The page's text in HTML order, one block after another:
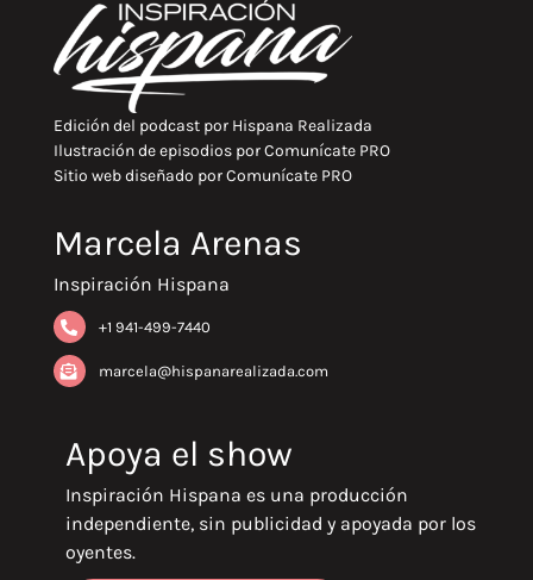
Edición del podcast porHispana Realizada
Ilustración de episodios porComunícate PRO
Sitio web diseñado porComunícate PRO
Marcela Arenas
Inspiración Hispana
+1 941-499-7440
marcela@hispanarealizada.com
Apoya el show
Inspiración Hispana es una producción
independiente, sin publicidad y apoyada por los
oyentes.